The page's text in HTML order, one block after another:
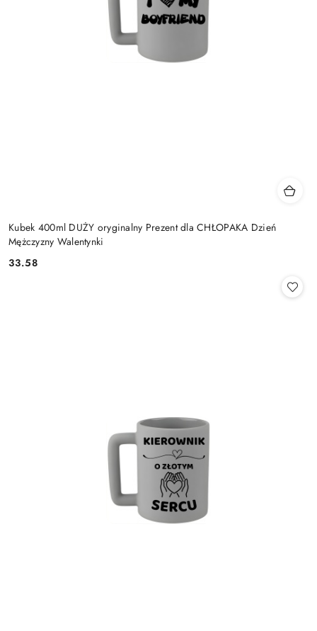
Kubek 400ml DUŻY oryginalny Prezent dla CHŁOPAKA Dzień
Mężczyzny Walentynki
Cena:
33.58